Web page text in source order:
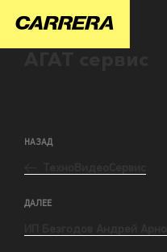
НАЗАД
ДАЛЕЕ